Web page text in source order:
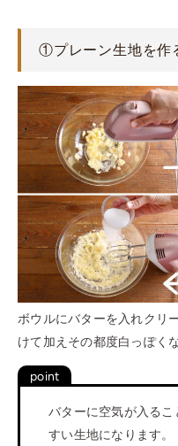
①プレーン生地を作
ボウルにバターを入れクリ
けて加えその都度白っぽく
バターに空気が入る
すい生地になります。